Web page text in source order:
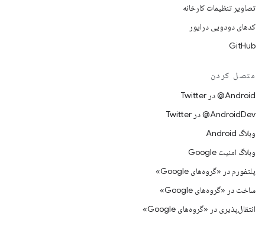
تصاویر تنظیمات کارخانه
کدهای دودویی درایور
GitHub
متصل کردن
Android@ در Twitter
AndroidDev@ در Twitter
وبلاگ Android
وبلاگ امنیت Google
پلتفورم در «گروه‌های Google»
ساخت در «گروه‌های Google»
انتقال‌پذیری در «گروه‌های Google»